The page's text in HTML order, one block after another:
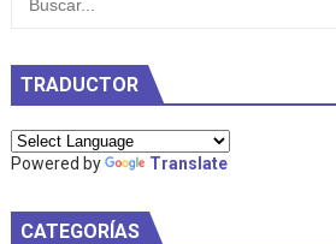
TRADUCTOR
Powered by Translate
CATEGORÍAS